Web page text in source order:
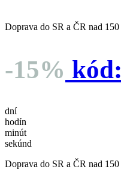
Doprava do SR a ČR nad 150
-15% kód:
dní
hodín
minút
sekúnd
Doprava do SR a ČR nad 150